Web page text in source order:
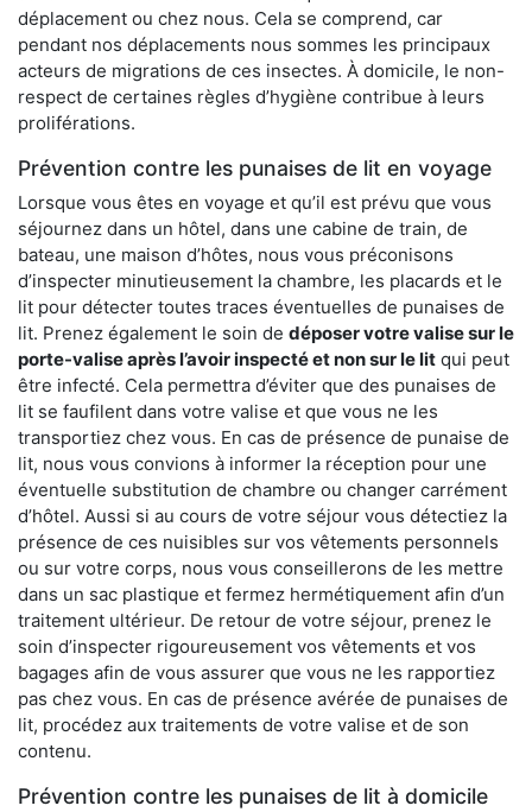
déplacement ou chez nous. Cela se comprend, car
pendant nos déplacements nous sommes les principaux
acteurs de migrations de ces insectes. À domicile, le non-
respect de certaines règles d’hygiène contribue à leurs
proliférations.
Prévention contre les punaises de lit en voyage
Lorsque vous êtes en voyage et qu’il est prévu que vous
séjournez dans un hôtel, dans une cabine de train, de
bateau, une maison d’hôtes, nous vous préconisons
d’inspecter minutieusement la chambre, les placards et le
lit pour détecter toutes traces éventuelles de punaises de
lit. Prenez également le soin de déposer votre valise sur le
porte-valise après l’avoir inspecté et non sur le lit qui peut
être infecté. Cela permettra d’éviter que des punaises de
lit se faufilent dans votre valise et que vous ne les
transportiez chez vous. En cas de présence de punaise de
lit, nous vous convions à informer la réception pour une
éventuelle substitution de chambre ou changer carrément
d’hôtel. Aussi si au cours de votre séjour vous détectiez la
présence de ces nuisibles sur vos vêtements personnels
ou sur votre corps, nous vous conseillerons de les mettre
dans un sac plastique et fermez hermétiquement afin d’un
traitement ultérieur. De retour de votre séjour, prenez le
soin d’inspecter rigoureusement vos vêtements et vos
bagages afin de vous assurer que vous ne les rapportiez
pas chez vous. En cas de présence avérée de punaises de
lit, procédez aux traitements de votre valise et de son
contenu.
Prévention contre les punaises de lit à domicile